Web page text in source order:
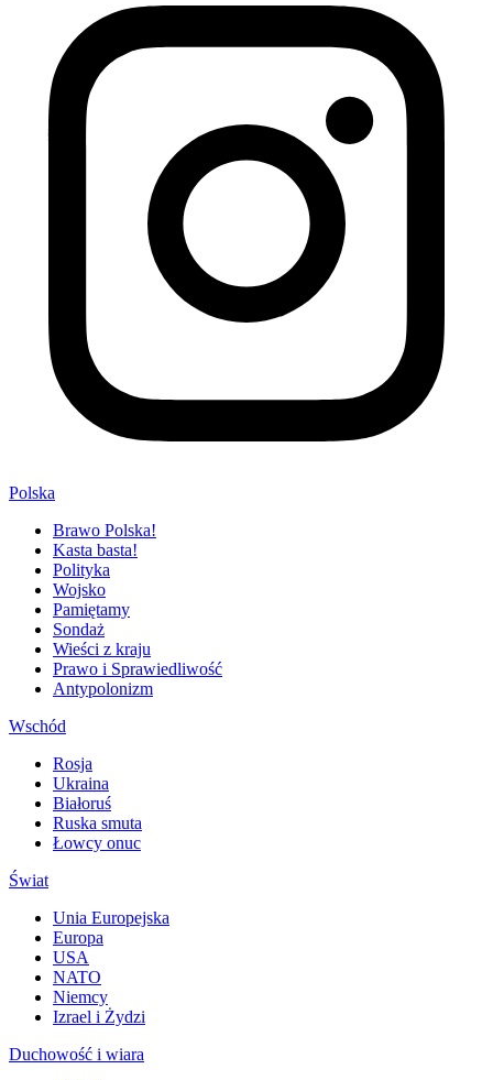
Polska
Brawo Polska!
Kasta basta!
Polityka
Wojsko
Pamiętamy
Sondaż
Wieści z kraju
Prawo i Sprawiedliwość
Antypolonizm
Wschód
Rosja
Ukraina
Białoruś
Ruska smuta
Łowcy onuc
Świat
Unia Europejska
Europa
USA
NATO
Niemcy
Izrael i Żydzi
Duchowość i wiara